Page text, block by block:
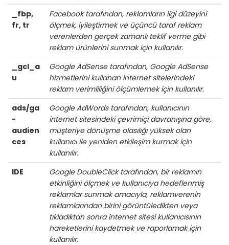
_fbp,
fr, tr
Facebook tarafından, reklamların ilgi düzeyini
ölçmek, iyileştirmek ve üçüncü taraf reklam
verenlerden gerçek zamanlı teklif verme gibi
reklam ürünlerini sunmak için kullanılır.
_gcl_a
u
Google AdSense tarafından, Google AdSense
hizmetlerini kullanan internet sitelerindeki
reklam verimliliğini ölçümlemek için kullanılır.
ads/ga
-
audien
ces
Google AdWords tarafından, kullanıcının
internet sitesindeki çevrimiçi davranışına göre,
müşteriye dönüşme olasılığı yüksek olan
kullanıcı ile yeniden etkileşim kurmak için
kullanılır.
IDE
Google DoubleClick tarafından, bir reklamın
etkinliğini ölçmek ve kullanıcıya hedeflenmiş
reklamlar sunmak amacıyla, reklamverenin
reklamlarından birini görüntüledikten veya
tıkladıktan sonra internet sitesi kullanıcısının
hareketlerini kaydetmek ve raporlamak için
kullanılır.